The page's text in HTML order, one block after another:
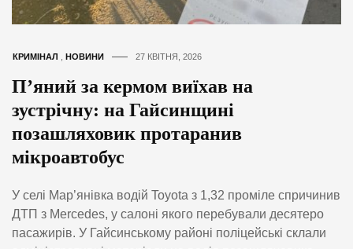
КРИМІНАЛ НОВИНИ 27 КВІТНЯ, 2026
П’яний за кермом виїхав на
зустрічну: на Гайсинщині
позашляховик протаранив
мікроавтобус
У селі Мар’янівка водій Toyota з 1,32 проміле спричинив
ДТП з Mercedes, у салоні якого перебували десятеро
пасажирів. У Гайсинському районі поліцейські склали